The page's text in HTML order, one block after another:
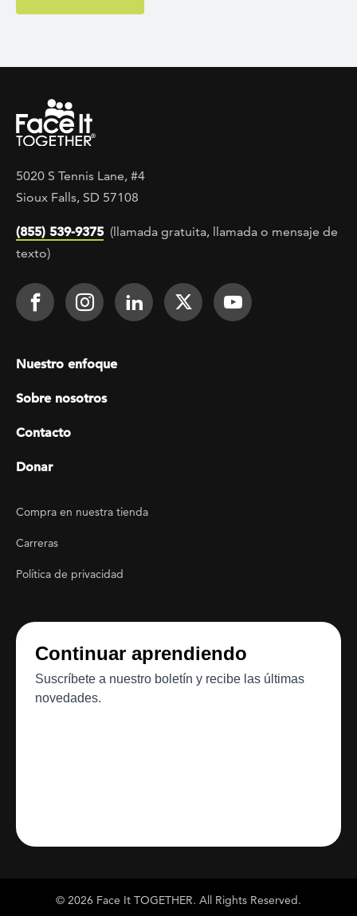
5020 S Tennis Lane, #4
Sioux Falls, SD 57108
(855) 539-9375 (llamada gratuita, llamada o mensaje de
texto)
Footer Social
Face It TOGETHER on Facebook
Face It TOGETHER on
Face It TOGETHER on
Face ItFace It
Footer menu
Nuestro enfoque
Sobre nosotros
Contacto
Donar
Footer Utility
Compra en nuestra tienda
Carreras
Política de privacidad
© 2026 Face It TOGETHER. All Rights Reserved.